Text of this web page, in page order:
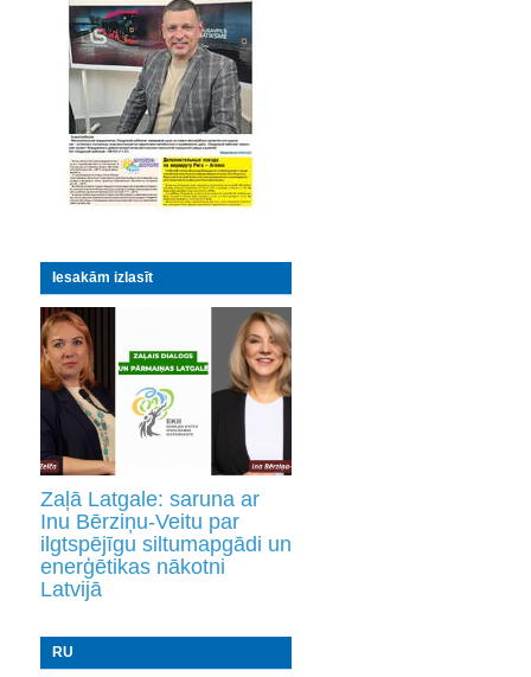
Iesakām izlasīt
Zaļā Latgale: saruna ar
Inu Bērziņu-Veitu par
ilgtspējīgu siltumapgādi un
enerģētikas nākotni
Latvijā
RU